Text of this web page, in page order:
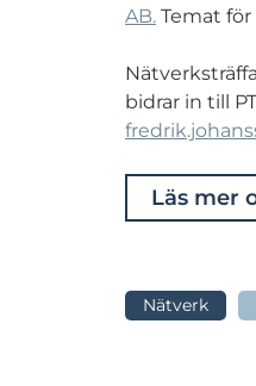
AB. Temat
bidrar in till
Läs mer
Nätverk